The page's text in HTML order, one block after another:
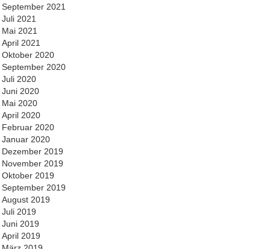
September 2021
Juli 2021
Mai 2021
April 2021
Oktober 2020
September 2020
Juli 2020
Juni 2020
Mai 2020
April 2020
Februar 2020
Januar 2020
Dezember 2019
November 2019
Oktober 2019
September 2019
August 2019
Juli 2019
Juni 2019
April 2019